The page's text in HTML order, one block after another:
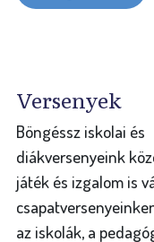
Versenyek
Böngéssz iskolai és
diákversenyeink
játék és izgalom is
az iskolák, a